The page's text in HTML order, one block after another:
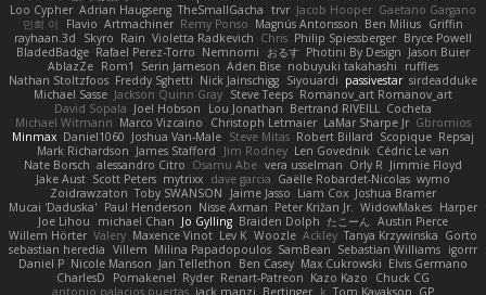
Loo Cypher Adrian Haugseng TheSmallGacha trvr Jacob Hooper Gaetano Gargano
민희 이
Flavio Artmachiner Remy Ponso Magnús Antonsson Ben Milius Griffin
rayhaan.3d
Skyro Rain Violetta Radkevich Chris Philip Spiessberger Bryce Powell
BladedBadge Rafael Perez-Torro Nemnomi おるす Photini By Design Jason Buier
AblazZe Rom1 Serin Jameson Aden Bise nobuyuki takahashi
ruffles
Nathan Stoltzfoos Freddy Sghetti Nick Jainschigg Siyouardi passivestar sirdeadduke
Michael Sasse Jackson Quinn Gray Steve Teeps Romanov_art Romanov_art
David Sopala Joel Hobson Lou Jonathan Bertrand RIVEILL
Cocheta
Michael Witmann Marco Vizcaino Christoph Letmaier LaMar Sharpe Jr Gbromios
Minmax Daniel1060 Joshua Van-Male Steve Mitas Robert Billard Scopique Repsaj
Mark Richardson James Stafford Jim Rodney Len Govednik Cédric Le van
Nate Borsch alessandro Citro Osamu Abe vera usselman Orly R Jimmie Floyd
Jake Aust Scott Peters mytrixx dave garcia Gaëlle Robardet-Nicolas wymo
Zoidrawzaton Toby SWANSON Jaime Jasso Liam Cox Joshua Bramer
Mucai 'Daduska' Paul Henderson Nisse Axman Peter Križan Jr. WidowMakes Harper
Joe Lihou
michael Chan Jo Gylling Braiden Dolph たこーん
Austin Pierce
Willem Hörter Valery Maxence Vinot Lev K Woozle Ackley Tanya Krzywinska Gorto
sebastian heredia Villem Milina Papadopoulos SamBean Sebastian Williams igorrr
Daniel P Nicole Manson Jan Tellethon Ben Casey Max Cukrowski Elvis Germano
CharlesD
Pomakenel Ryder Renart-Patreon Kazo Kazo
Chuck CG
antonio palacios puertas jack manzi Bertinger k Tom Kayakson GP